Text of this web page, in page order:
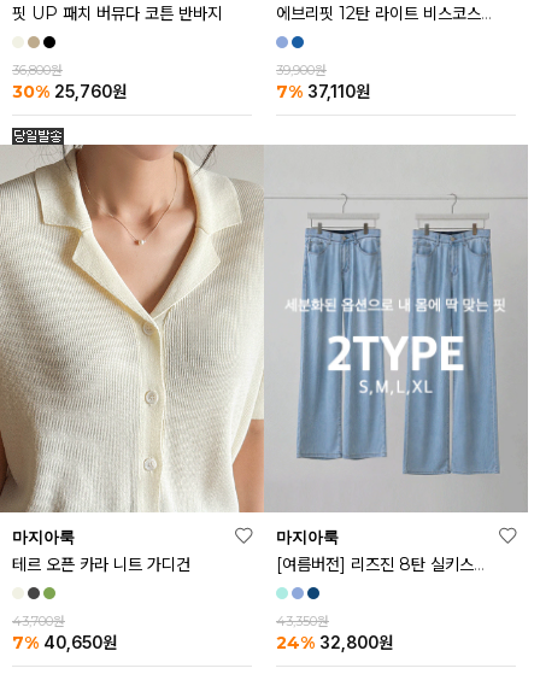
핏 UP 패치 버뮤다 코튼 반바지
36,800원
30% 25,760원
에브리핏 12탄 라이트 비스코스 쿨 데님 스커트
39,900원
7% 37,110원
마지아룩
테르 오픈 카라 니트 가디건
43,700원
7% 40,650원
마지아룩
[여름버전] 리즈진 8탄 실키스판 와이드 아이스 데님 팬츠
43,350원
24% 32,800원